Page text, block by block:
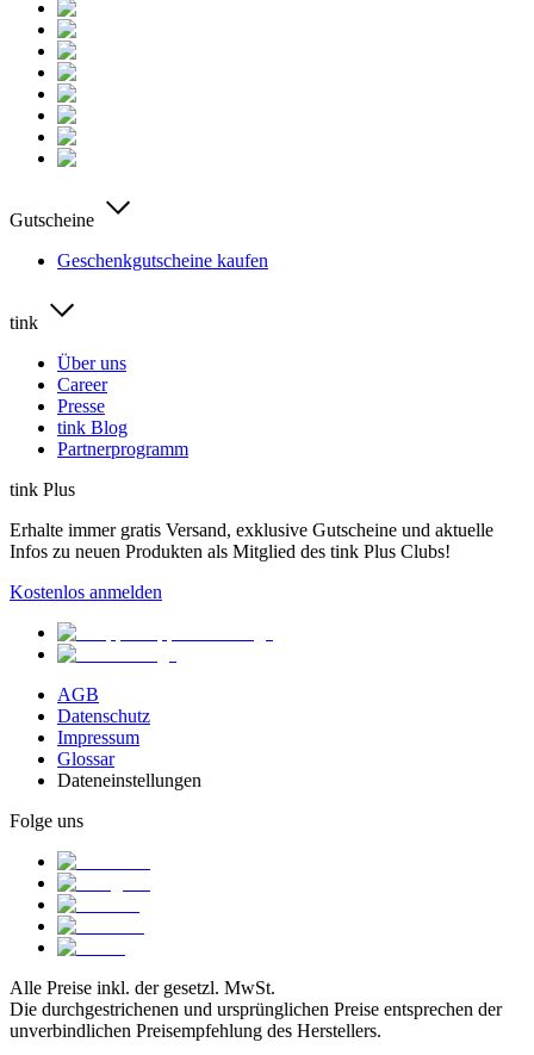
Gutscheine
Geschenkgutscheine kaufen
tink
Über uns
Career
Presse
tink Blog
Partnerprogramm
tink Plus
Erhalte immer gratis Versand, exklusive Gutscheine und aktuelle
Infos zu neuen Produkten als Mitglied des tink Plus Clubs!
Kostenlos anmelden
AGB
Datenschutz
Impressum
Glossar
Dateneinstellungen
Folge uns
Alle Preise inkl. der gesetzl. MwSt.
Die durchgestrichenen und ursprünglichen Preise entsprechen der
unverbindlichen Preisempfehlung des Herstellers.